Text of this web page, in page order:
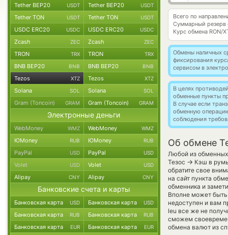
Всего по
Суммарный резерв
Курс обмена RON/
Обмены наличных
фиксирования
сервисом в
В целях
обменные пункты
В случае если
обменную
соблюдения
Об обмене
Любой из обменных
Тезос → Кэш в
обратите свое
на сайт пункта
обменника и
Вполне может
недоступен и вам
leu все же не
сможем
обмена валют из
Tether BEP20 USDT Tether BEP20 USDT
Tether TON USDT Tether TON USDT
USDC ERC20 USDC USDC ERC20 USDC
Zcash ZEC Zcash ZEC
TRON TRX TRON TRX
BNB BEP20 BNB BNB BEP20 BNB
Tezos XTZ Tezos XTZ
Solana SOL Solana SOL
Gram (Toncoin) GRAM Gram (Toncoin) GRAM
Электронные деньги
WebMoney WMZ WebMoney WMZ
ЮMoney RUB ЮMoney RUB
PayPal USD PayPal USD
Volet USD Volet USD
Alipay CNY Alipay CNY
Банковские счета и карты
Банковская карта USD Банковская карта USD
Банковская карта RUB Банковская карта RUB
Банковская карта EUR Банковская карта EUR